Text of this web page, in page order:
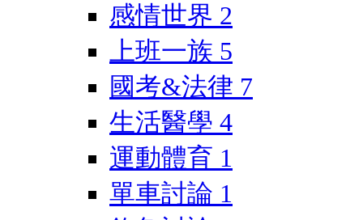
感情世界 2
上班一族 5
國考&法律 7
生活醫學 4
運動體育 1
單車討論 1